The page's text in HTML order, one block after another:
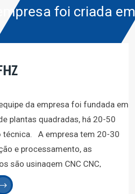
foi criada em
da empresa foi fundada em
plantas quadradas, há 20-50
técnica. A empresa tem 20-30
e processamento, as
são usinagem CNC CNC,
dobra a laser, injeção de